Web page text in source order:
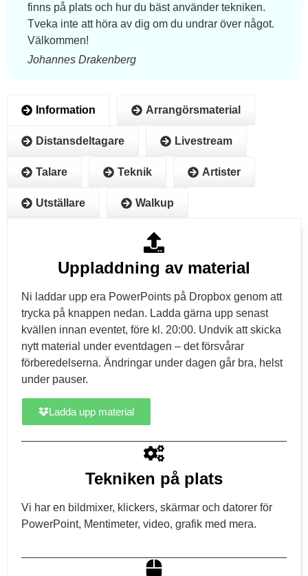
finns på plats och hur du bäst använder tekniken.
Tveka inte att höra av dig om du undrar över något.
Välkommen!
Johannes Drakenberg
Information Arrangörsmaterial
Distansdeltagare Livestream
Talare Teknik Artister
Utställare Walkup
Uppladdning av material
Ni laddar upp era PowerPoints på Dropbox genom att
trycka på knappen nedan. Ladda gärna upp senast
kvällen innan eventet, före kl. 20:00. Undvik att skicka
nytt material under eventdagen – det försvårar
förberedelserna. Ändringar under dagen går bra, helst
under pauser.
Ladda upp material
Tekniken på plats
Vi har en bildmixer, klickers, skärmar och datorer för
PowerPoint, Mentimeter, video, grafik med mera.